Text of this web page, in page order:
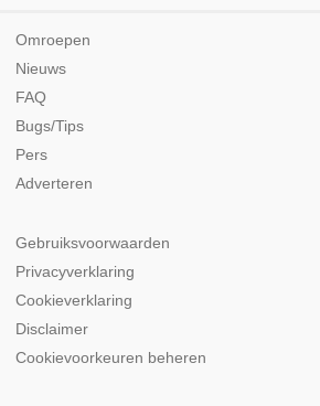
Omroepen
Nieuws
FAQ
Bugs/Tips
Pers
Adverteren
Gebruiksvoorwaarden
Privacyverklaring
Cookieverklaring
Disclaimer
Cookievoorkeuren beheren